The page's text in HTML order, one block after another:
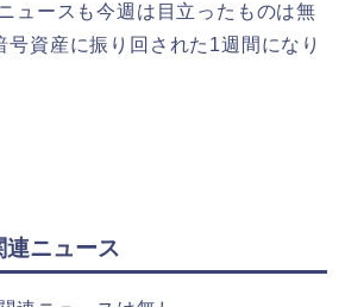
ュースも今週は目立ったものは無
号資産に振り回された1週間になり
ニュース